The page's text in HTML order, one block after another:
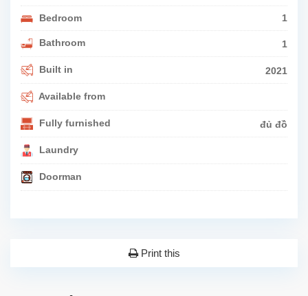
Bedroom 1
Bathroom 1
Built in 2021
Available from
Fully furnished đủ đồ
Laundry
Doorman
Print this